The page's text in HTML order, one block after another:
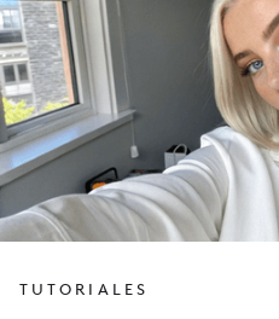
TUTORIALES